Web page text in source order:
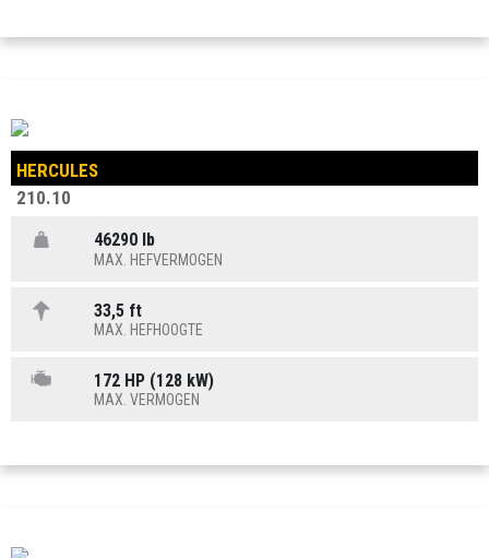
HERCULES
210.10
46290 lb
MAX. HEFVERMOGEN
33,5 ft
MAX. HEFHOOGTE
172 HP (128 kW)
MAX. VERMOGEN